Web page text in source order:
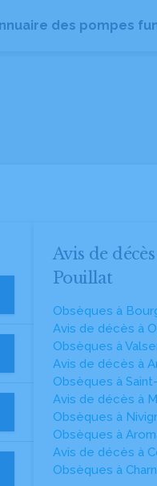
des pompes
Avis de
Pouillat
Obsèques à
Avis de décès à
Obsèques à
Avis de décès à
Obsèques à
Avis de décès à
Obsèques à
Obsèques à
Avis de décès à
Obsèques à